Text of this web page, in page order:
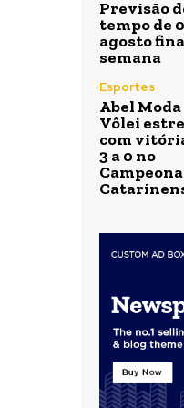
Previsão
tempo de
agosto
semana
Esportes
Abel Moda
Vôlei
com
3 a 0 no